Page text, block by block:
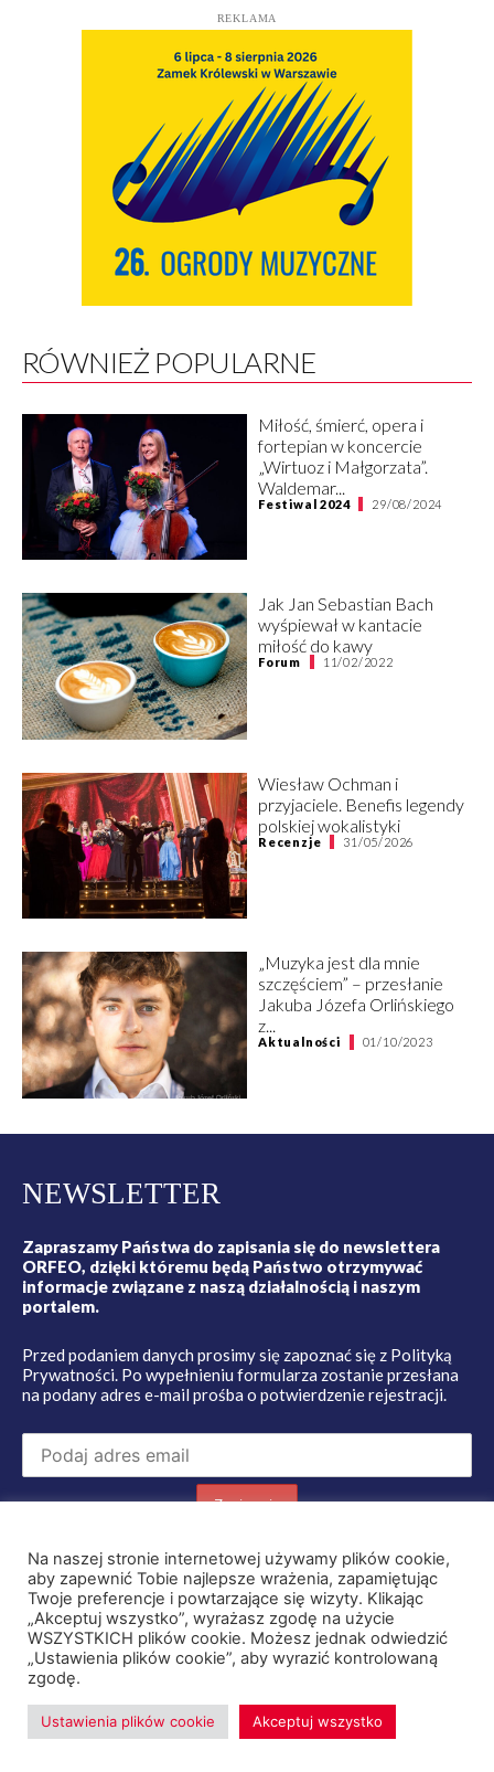
REKLAMA
RÓWNIEŻ POPULARNE
Miłość, śmierć, opera i
fortepian w koncercie
„Wirtuoz i Małgorzata”.
Waldemar...
Festiwal 2024 29/08/2024
Jak Jan Sebastian Bach
wyśpiewał w kantacie
miłość do kawy
Forum 11/02/2022
Wiesław Ochman i
przyjaciele. Benefis legendy
polskiej wokalistyki
Recenzje 31/05/2026
„Muzyka jest dla mnie
szczęściem” – przesłanie
Jakuba Józefa Orlińskiego
z...
Aktualności 01/10/2023
NEWSLETTER
Zapraszamy Państwa do zapisania się do newslettera
ORFEO, dzięki któremu będą Państwo otrzymywać
informacje związane z naszą działalnością i naszym
portalem.
Przed podaniem danych prosimy się zapoznać się z Polityką
Prywatności. Po wypełnieniu formularza zostanie przesłana
na podany adres e-mail prośba o potwierdzenie rejestracji.
PATRON
Na naszej stronie internetowej używamy plików cookie,
aby zapewnić Tobie najlepsze wrażenia, zapamiętując
Twoje preferencje i powtarzające się wizyty. Klikając
„Akceptuj wszystko”, wyrażasz zgodę na użycie
WSZYSTKICH plików cookie. Możesz jednak odwiedzić
„Ustawienia plików cookie”, aby wyrazić kontrolowaną
zgodę.
Ustawienia plików cookie Akceptuj wszystko